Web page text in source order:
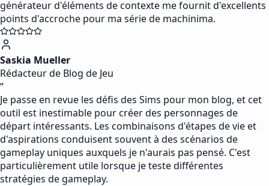
générateur d'éléments de contexte me fournit d'excellents
points d'accroche pour ma série de machinima.
Saskia Mueller
Rédacteur de Blog de Jeu
“
Je passe en revue les défis des Sims pour mon blog, et cet
outil est inestimable pour créer des personnages de
départ intéressants. Les combinaisons d'étapes de vie et
d'aspirations conduisent souvent à des scénarios de
gameplay uniques auxquels je n'aurais pas pensé. C'est
particulièrement utile lorsque je teste différentes
stratégies de gameplay.